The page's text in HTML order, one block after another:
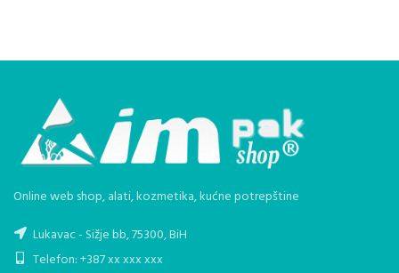
Online web shop, alati, kozmetika, kućne potrepštine
Lukavac - Sižje bb, 75300, BiH
Telefon: +387 xx xxx xxx